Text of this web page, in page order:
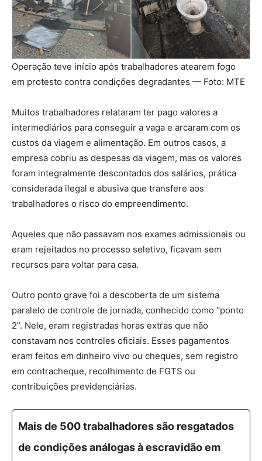
Operação teve início após trabalhadores atearem fogo
em protesto contra condições degradantes — Foto: MTE
Muitos trabalhadores relataram ter pago valores a
intermediários para conseguir a vaga e arcaram com os
custos da viagem e alimentação. Em outros casos, a
empresa cobriu as despesas da viagem, mas os valores
foram integralmente descontados dos salários, prática
considerada ilegal e abusiva que transfere aos
trabalhadores o risco do empreendimento.
Aqueles que não passavam nos exames admissionais ou
eram rejeitados no processo seletivo, ficavam sem
recursos para voltar para casa.
Outro ponto grave foi a descoberta de um sistema
paralelo de controle de jornada, conhecido como “ponto
2”. Nele, eram registradas horas extras que não
constavam nos controles oficiais. Esses pagamentos
eram feitos em dinheiro vivo ou cheques, sem registro
em contracheque, recolhimento de FGTS ou
contribuições previdenciárias.
Mais de 500 trabalhadores são resgatados
de condições análogas à escravidão em